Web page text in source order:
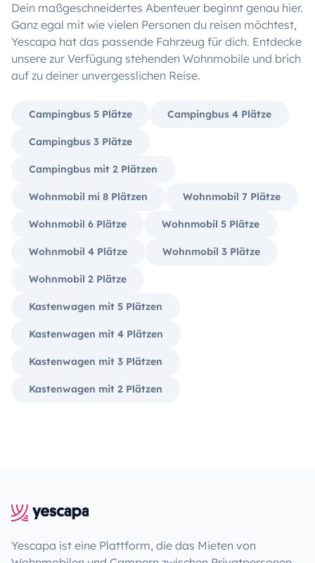
Dein maßgeschneidertes Abenteuer beginnt genau hier.
Ganz egal mit wie vielen Personen du reisen möchtest,
Yescapa hat das passende Fahrzeug für dich. Entdecke
unsere zur Verfügung stehenden Wohnmobile und brich
auf zu deiner unvergesslichen Reise.
Campingbus 5 Plätze Campingbus 4 Plätze
Campingbus 3 Plätze
Campingbus mit 2 Plätzen
Wohnmobil mi 8 Plätzen Wohnmobil 7 Plätze
Wohnmobil 6 Plätze Wohnmobil 5 Plätze
Wohnmobil 4 Plätze Wohnmobil 3 Plätze
Wohnmobil 2 Plätze
Kastenwagen mit 5 Plätzen
Kastenwagen mit 4 Plätzen
Kastenwagen mit 3 Plätzen
Kastenwagen mit 2 Plätzen
Yescapa ist eine Plattform, die das Mieten von